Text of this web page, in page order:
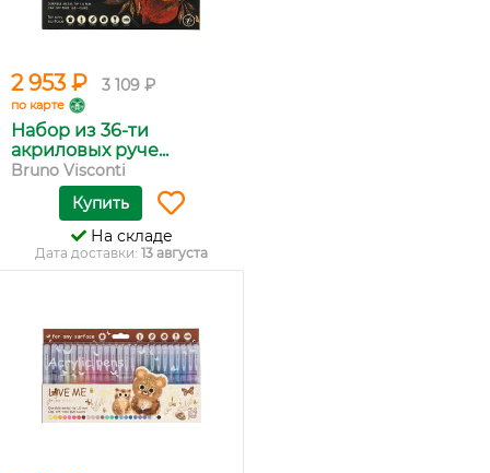
2 953 ₽ 3 109 ₽
по карте
Набор из 36-ти
акриловых руче...
Bruno Visconti
Купить
На складе
Дата доставки: 13 августа